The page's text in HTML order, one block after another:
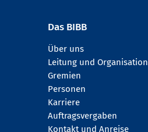
Das BIBB
Über uns
Leitung und Organisation
Gremien
Personen
Karriere
Auftragsvergaben
Kontakt und Anreise